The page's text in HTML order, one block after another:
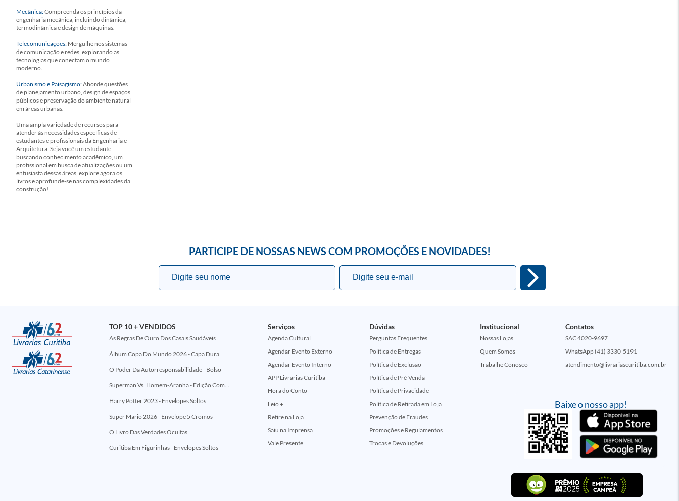
Mecânica:Compreenda os princípios da
engenharia mecânica, incluindo dinâmica,
termodinâmica e design de máquinas.
Telecomunicações: Mergulhe nos sistemas
de comunicação e redes, explorando as
tecnologias que conectam o mundo
moderno.
Urbanismo e Paisagismo:Aborde questões
de planejamento urbano, design de espaços
públicos e preservação do ambiente natural
em áreas urbanas.
Uma ampla variedade de recursos para
atender às necessidades específicas de
estudantes e profissionais da Engenharia e
Arquitetura. Seja você um estudante
buscando conhecimento acadêmico, um
profissional em busca de atualizações ou um
entusiasta dessas áreas, explore agora os
livros e aprofunde-se nas complexidades da
construção!
PARTICIPE DE NOSSAS NEWS COM PROMOÇÕES E NOVIDADES!
Baixe o nosso app!
TOP 10 + VENDIDOS
As Regras De Ouro Dos Casais Saudáveis
Álbum Copa Do Mundo 2026 - Capa Dura
O Poder Da Autorresponsabilidade - Bolso
Superman Vs. Homem-Aranha - Edição Comemorativa 50 Anos (Encontros Clássicos Dc E Marvel)
Harry Potter 2023 - Envelopes Soltos
Super Mario 2026 - Envelope 5 Cromos
O Livro Das Verdades Ocultas
Curitiba Em Figurinhas - Envelopes Soltos
Serviços
Agenda Cultural
Agendar Evento Externo
Agendar Evento Interno
APP Livrarias Curitiba
Hora do Conto
Leio +
Retire na Loja
Saiu na Imprensa
Vale Presente
Dúvidas
Perguntas Frequentes
Política de Entregas
Política de Exclusão
Política de Pré-Venda
Política de Privacidade
Política de Retirada em Loja
Prevenção de Fraudes
Promoções e Regulamentos
Trocas e Devoluções
Institucional
Nossas Lojas
Quem Somos
Trabalhe Conosco
Contatos
SAC 4020-9697
WhatsApp (41) 3330-5191
atendimento@livrariascuritiba.com.br